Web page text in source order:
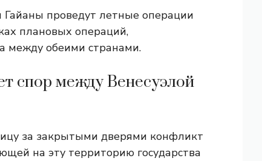
проведут летные операции
плановых операций,
между обеими странами.
спор между Венесуэлой
за закрытыми дверями конфликт
на эту территорию государства